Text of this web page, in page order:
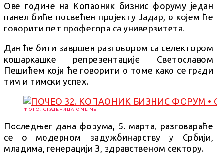
Ове године на Копаоник бизнис форуму један
панел биће посвећен пројекту Јадар, о којем ће
говорити пет професора са универзитета.
Дан ће бити завршен разговором са селектором
кошаркашке репрезентације Светославом
Пешићем који ће говорити о томе како се гради
тим и тимски успех.
ФОТО: СТУДЕНИЦА ONLINE
Последњег дана форума, 5. марта, разговараће
се о модерном задужбинарству у Србији,
младима, генерацији З, здравственом сектору.